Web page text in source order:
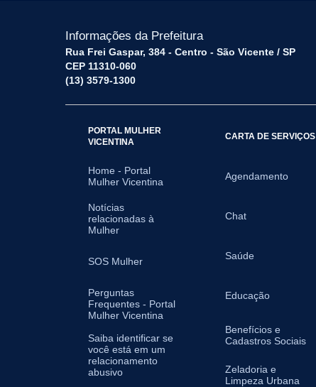
Informações da Prefeitura
Rua Frei Gaspar, 384 - Centro - São Vicente / SP
CEP 11310-060
(13) 3579-1300
PORTAL MULHER
VICENTINA
Home - Portal
Mulher Vicentina
Notícias
relacionadas à
Mulher
SOS Mulher
Perguntas
Frequentes - Portal
Mulher Vicentina
Saiba identificar se
você está em um
relacionamento
abusivo
CARTA DE SERVIÇOS
Agendamento
Chat
Saúde
Educação
Benefícios e
Cadastros Sociais
Zeladoria e
Limpeza Urbana